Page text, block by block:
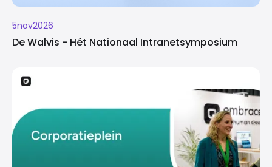
5nov2026
De Walvis - Hét Nationaal Intranetsymposium